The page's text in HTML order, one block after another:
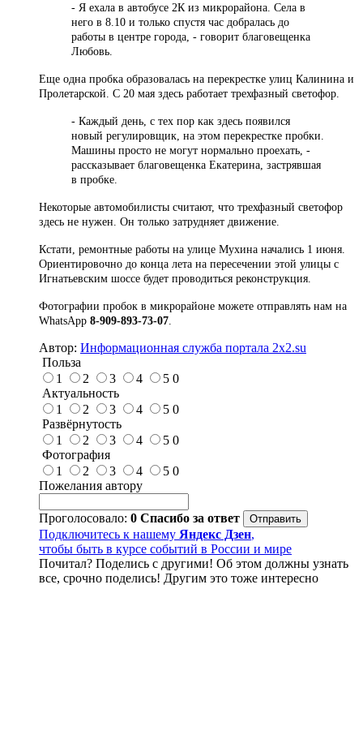
- Я ехала в автобусе 2К из микрорайона. Села в
него в 8.10 и только спустя час добралась до
работы в центре города, - говорит благовещенка
Любовь.
Еще одна пробка образовалась на перекрестке улиц Калинина и
Пролетарской. С 20 мая здесь работает трехфазный светофор.
- Каждый день, с тех пор как здесь появился
новый регулировщик, на этом перекрестке пробки.
Машины просто не могут нормально проехать, -
рассказывает благовещенка Екатерина, застрявшая
в пробке.
Некоторые автомобилисты считают, что трехфазный светофор
здесь не нужен. Он только затрудняет движение.
Кстати, ремонтные работы на улице Мухина начались 1 июня.
Ориентировочно до конца лета на пересечении этой улицы с
Игнатьевским шоссе будет проводиться реконструкция.
Фотографии пробок в микрорайоне можете отправлять нам на
WhatsApp 8-909-893-73-07
Автор: Информационная служба портала 2x2.su
Польза
1
2 3 4 5 0
Актуальность
1
2 3 4 5 0
Развёрнутость
1
2 3 4 5 0
Фотография
1
2 3 4 5 0
Пожелания автору
Проголосовало: 0 Спасибо за ответ
Подключитесь к нашему Яндекс Дзен,
чтобы быть в курсе событий в России и мире
Почитал? Поделись с другими! Об этом должны узнать
все, срочно поделись! Другим это тоже интересно